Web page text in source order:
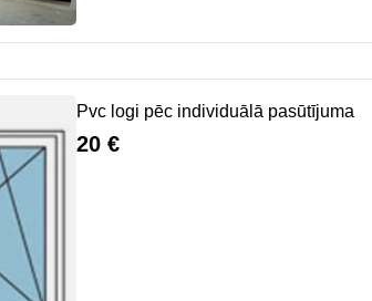
Pvc logi pēc individuālā pasūtījuma
20 €